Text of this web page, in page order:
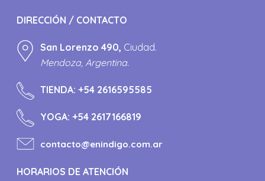
DIRECCIÓN / CONTACTO
San Lorenzo 490, Ciudad.
Mendoza, Argentina.
TIENDA:+54 2616595585
YOGA:+54 2617166819
contacto@enindigo.com.ar
HORARIOS DE ATENCIÓN